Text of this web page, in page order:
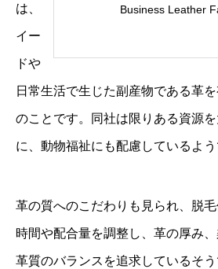
Business Leather
は、
イー
ドや
日常生活で生じた副産物である革
のことです。同社は限りある資源
に、動物福祉にも配慮しているよう
革の質へのこだわりも見られ、脱
時間や配合量を調整し、革の厚み、
革質のバランスを追求しているそ